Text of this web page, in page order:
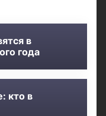
в
года
кто в